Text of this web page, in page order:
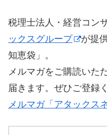
税理士法人・経営コン
ックスグループ
が提
知恵袋」。
メルマガをご購読いた
届きます。ぜひご登録
メルマガ「アタックス